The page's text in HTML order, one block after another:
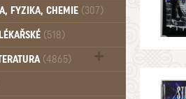
FYZIKA, CHEMIE (307)
(518)
(4865)
životní styl (510)